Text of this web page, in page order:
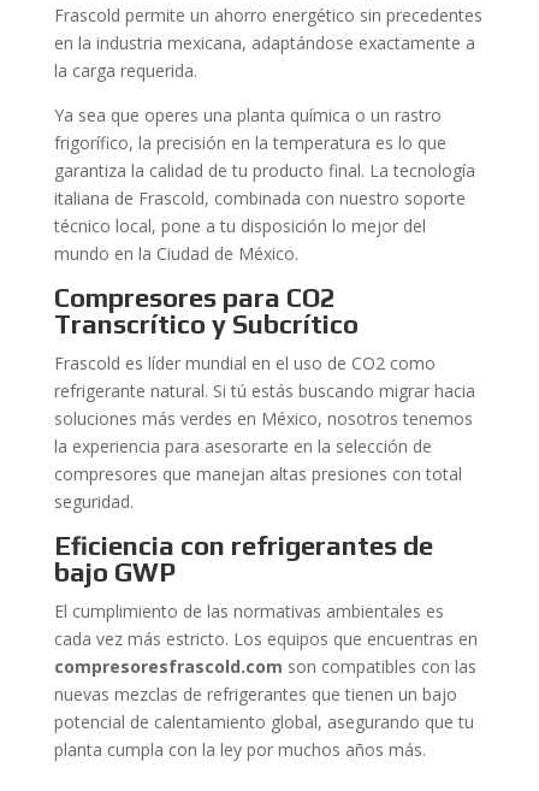
Frascold permite un ahorro energético sin precedentes
en la industria mexicana, adaptándose exactamente a
la carga requerida.
Ya sea que operes una planta química o un rastro
frigorífico, la precisión en la temperatura es lo que
garantiza la calidad de tu producto final. La tecnología
italiana de Frascold, combinada con nuestro soporte
técnico local, pone a tu disposición lo mejor del
mundo en la Ciudad de México.
Compresores para CO2
Transcrítico y Subcrítico
Frascold es líder mundial en el uso de CO2 como
refrigerante natural. Si tú estás buscando migrar hacia
soluciones más verdes en México, nosotros tenemos
la experiencia para asesorarte en la selección de
compresores que manejan altas presiones con total
seguridad.
Eficiencia con refrigerantes de
bajo GWP
El cumplimiento de las normativas ambientales es
cada vez más estricto. Los equipos que encuentras en
compresoresfrascold.com son compatibles con las
nuevas mezclas de refrigerantes que tienen un bajo
potencial de calentamiento global, asegurando que tu
planta cumpla con la ley por muchos años más.